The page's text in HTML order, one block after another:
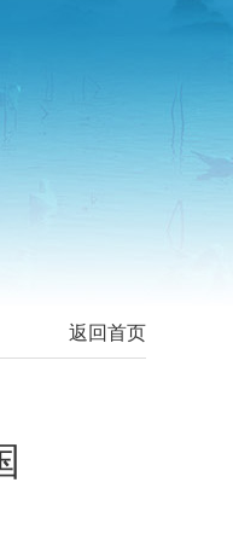
返回首页